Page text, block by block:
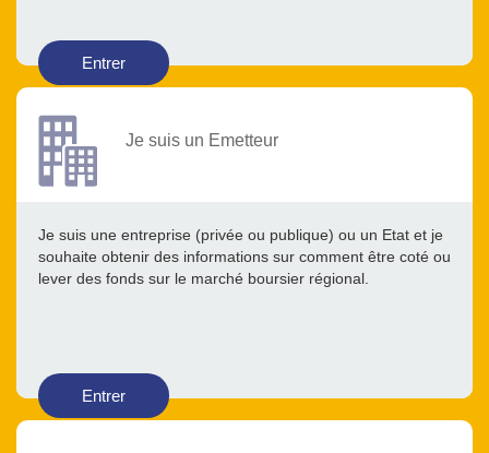
Entrer
Je suis un Emetteur
Je suis une entreprise (privée ou publique) ou un Etat et je
souhaite obtenir des informations sur comment être coté ou
lever des fonds sur le marché boursier régional.
Entrer